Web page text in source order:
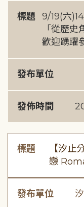
標題 9/19(六
「從歷
歡迎踴躍
發布單位
發佈時間
標題
【汐止
戀
發布單位